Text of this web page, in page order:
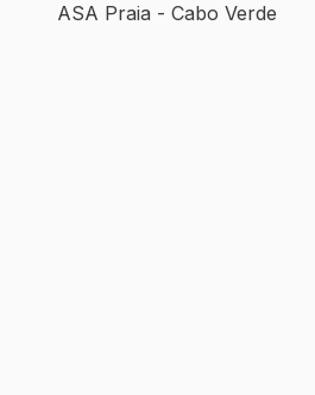
ASA Praia - Cabo Verde